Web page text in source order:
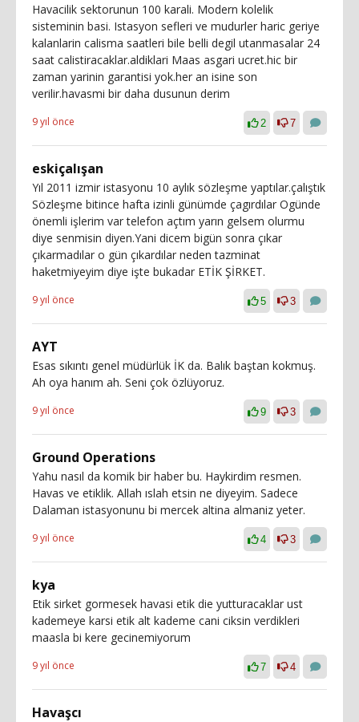
Havacilik sektorunun 100 karali. Modern kolelik
sisteminin basi. Istasyon sefleri ve mudurler haric geriye
kalanlarin calisma saatleri bile belli degil utanmasalar 24
saat calistiracaklar.aldiklari Maas asgari ucret.hic bir
zaman yarinin garantisi yok.her an isine son
verilir.havasmi bir daha dusunun derim
9 yıl önce 2 7
eskiçalışan
Yıl 2011 izmir istasyonu 10 aylık sözleşme yaptılar.çalıştık
Sözleşme bitince hafta izinli günümde çagırdılar Ogünde
önemli işlerim var telefon açtım yarın gelsem olurmu
diye senmisin diyen.Yani dicem bigün sonra çıkar
çıkarmadılar o gün çıkardılar neden tazminat
haketmiyeyim diye işte bukadar ETİK ŞİRKET.
9 yıl önce 5 3
AYT
Esas sıkıntı genel müdürlük İK da. Balık baştan kokmuş.
Ah oya hanım ah. Seni çok özlüyoruz.
9 yıl önce 9 3
Ground Operations
Yahu nasıl da komik bir haber bu. Haykirdim resmen.
Havas ve etiklik. Allah ıslah etsin ne diyeyim. Sadece
Dalaman istasyonunu bi mercek altina almaniz yeter.
9 yıl önce 4 3
kya
Etik sirket gormesek havasi etik die yutturacaklar ust
kademeye karsi etik alt kademe cani ciksin verdikleri
maasla bi kere gecinemiyorum
9 yıl önce 7 4
Havaşcı